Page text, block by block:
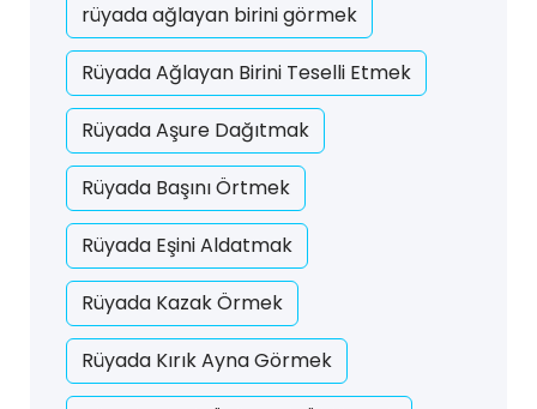
rüyada ağlayan birini görmek
Rüyada Ağlayan Birini Teselli Etmek
Rüyada Aşure Dağıtmak
Rüyada Başını Örtmek
Rüyada Eşini Aldatmak
Rüyada Kazak Örmek
Rüyada Kırık Ayna Görmek